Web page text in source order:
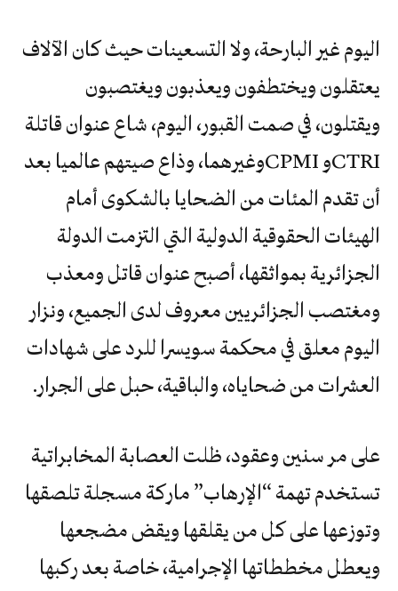
اليوم غير البارحة، ولا التسعينات حيث كان الآلاف
يعتقلون ويختطفون ويعذبون ويغتصبون
ويقتلون، في صمت القبور، اليوم، شاع عنوان قاتلة
CTRIو CPMIوغيرهما، وذاع صيتهم عالميا بعد
أن تقدم المئات من الضحايا بالشكوى أمام
الهيئات الحقوقية الدولية التي التزمت الدولة
الجزائرية بمواثقها، أصبح عنوان قاتل ومعذب
ومغتصب الجزائريين معروف لدى الجميع، ونزار
اليوم معلق في محكمة سويسرا للرد على شهادات
العشرات من ضحاياه، والباقية، حبل على الجرار.
على مر سنين وعقود، ظلت العصابة المخابراتية
تستخدم تهمة “الإرهاب” ماركة مسجلة تلصقها
وتوزعها على كل من يقلقها ويقض مضجعها
ويعطل مخططاتها الإجرامية، خاصة بعد ركبها